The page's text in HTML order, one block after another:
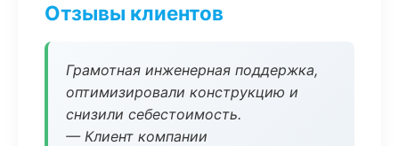
Отзывы клиентов
Грамотная инженерная поддержка,
оптимизировали конструкцию и
снизили себестоимость.
— Клиент компании